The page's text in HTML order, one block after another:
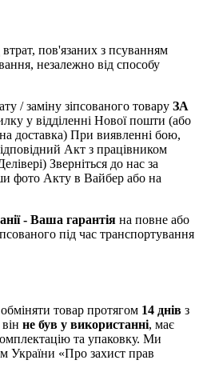
пов'язаних з псуванням
незалежно від способу
/ заміну зіпсованого товару ЗА
у відділенні Нової пошти (або
доставка) При виявленні бою,
Акт з працівником
Зверніться до нас за
фото Акту в Вайбер або на
- Ваша гарантія на повне або
під час транспортування
товар протягом 14 днів з
не був у використанні, має
та упаковку. Ми
України «Про захист прав